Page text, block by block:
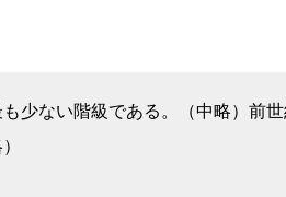
少ない階級である。（中略）前